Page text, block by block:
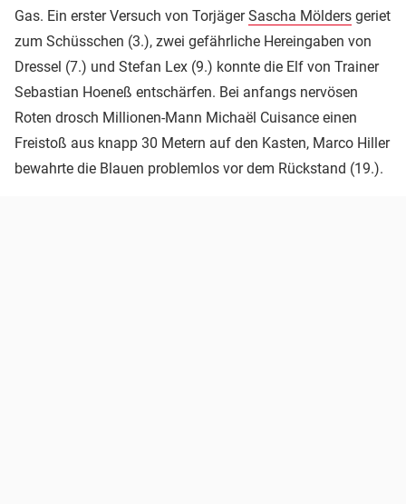
Gas. Ein erster Versuch von TorjägerSascha Mölders geriet
zum Schüsschen (3.), zwei gefährliche Hereingaben von
Dressel (7.) und Stefan Lex (9.) konnte die Elf von Trainer
Sebastian Hoeneß entschärfen. Bei anfangs nervösen
Roten drosch Millionen-Mann Michaël Cuisance einen
Freistoß aus knapp 30 Metern auf den Kasten, Marco Hiller
bewahrte die Blauen problemlos vor dem Rückstand (19.).